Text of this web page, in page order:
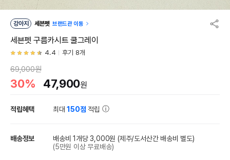
강아지 세븐펫 브랜드관 이동
세븐펫 구름카시트 쿨그레이
4.4 후기 8개
69,000원
30% 47,900원
적립혜택 최대150점 적립
배송정보 배송비 1개당 3,000원 (제주/도서산간 배송비 별도)
(5만원 이상 무료배송)